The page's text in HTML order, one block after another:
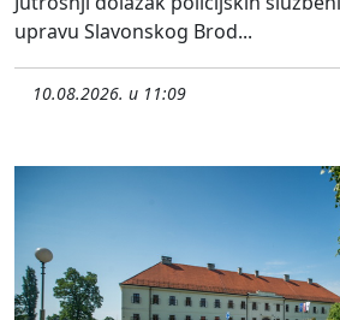
upravu Slavonskog Brod...
10.08.2026. u 11:09